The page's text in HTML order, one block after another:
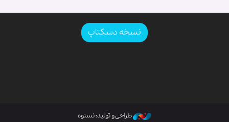
نسخه دسکتاپ
طراحی و تولید: نستوه